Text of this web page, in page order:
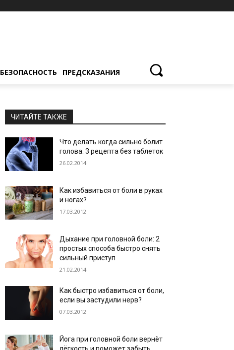
БЕЗОПАСНОСТЬ ПРЕДСКАЗАНИЯ
ЧИТАЙТЕ ТАКЖЕ
Что делать когда сильно болит
голова: 3 рецепта без таблеток
26.02.2014
Как избавиться от боли в руках
и ногах?
17.03.2012
Дыхание при головной боли: 2
простых способа быстро снять
сильный приступ
21.02.2014
Как быстро избавиться от боли,
если вы застудили нерв?
07.03.2012
Йога при головной боли вернёт
лёгкость и поможет забыть